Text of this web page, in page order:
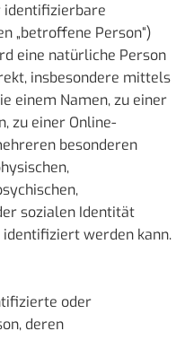
identifizierbare
„betroffene Person“)
eine natürliche Person
insbesondere mittels
einem Namen, zu einer
zu einer Online-
besonderen
sozialen Identität
werden kann.
oder
deren